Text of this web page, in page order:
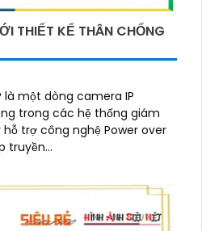
THIẾT KẾ THÂN CHỐNG
là một dòng camera IP
trong các hệ thống giám
truyền...